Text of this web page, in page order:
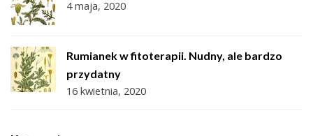
4 maja, 2020
Rumianek w fitoterapii. Nudny, ale bardzo
przydatny
16 kwietnia, 2020